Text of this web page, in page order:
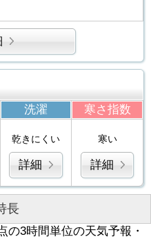
洗濯 寒さ指数
乾きにくい
詳細
寒い
詳細
長
の3時間単位の天気予報・